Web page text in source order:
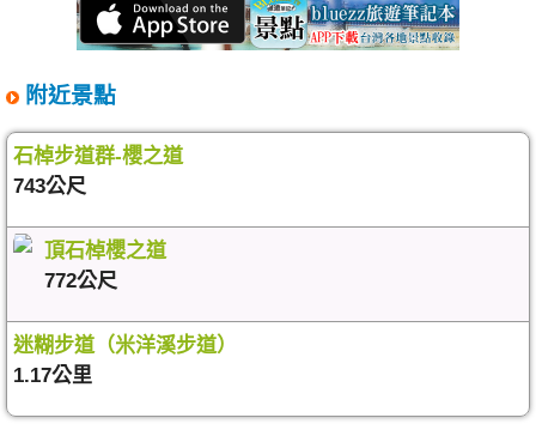
附近景點
石棹步道群-櫻之道
743公尺
頂石棹櫻之道
772公尺
迷糊步道（米洋溪步道）
1.17公里